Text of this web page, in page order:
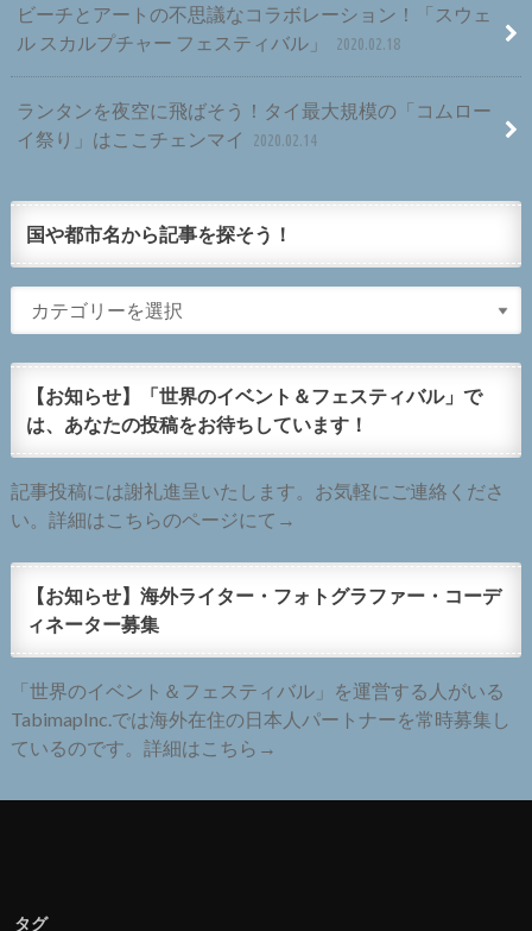
ビーチとアートの不思議なコラボレーション！「スウェ
ル スカルプチャー フェスティバル」
2020.02.18
ランタンを夜空に飛ばそう！タイ最大規模の「コムロー
イ祭り」はここチェンマイ
2020.02.14
国や都市名から記事を探そう！
【お知らせ】「世界のイベント＆フェスティバル」で
は、あなたの投稿をお待ちしています！
記事投稿には謝礼進呈いたします。お気軽にご連絡くださ
い。詳細はこちらのページにて→
【お知らせ】海外ライター・フォトグラファー・コーデ
ィネーター募集
「世界のイベント＆フェスティバル」を運営する人がいる
TabimapInc.では海外在住の日本人パートナーを常時募集し
ているのです。詳細はこちら→
タグ